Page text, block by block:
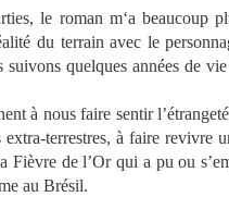
le roman m‘a beaucoup
du terrain avec le
suivons quelques années de
à nous faire sentir
extra-terrestres, à faire revivre
Fièvre de l’Or qui a pu ou
au Brésil.